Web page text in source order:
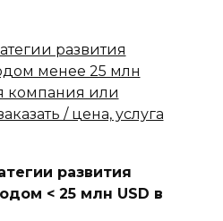
развития
< 25 млн USD в